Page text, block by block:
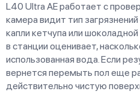
L40 Ultra AE работает с
камера видит тип
капли кетчупа или
в станции оценивает,
использованная вода. Если
вернется перемыть пол еще
действительно чистую